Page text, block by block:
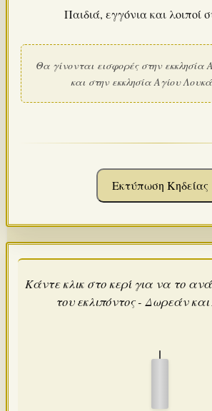
Παιδιά, εγγόνια και λοιποί
Θα γίνονται εισφορές στην εκκλησία
και στην εκκλησία Αγίου
Εκτύπωση Κηδείας
Κάντε κλικ στο κερί για να το
του εκλιπόντος - Δωρεάν